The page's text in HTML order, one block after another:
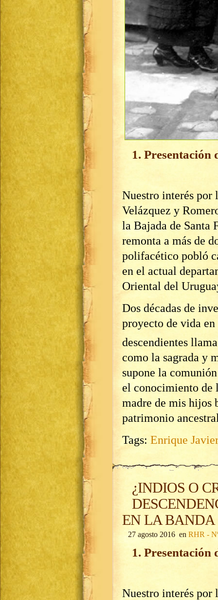
1. Presentación
Nuestro interés por
Velázquez y
la Bajada de Santa
remonta a más de
polifacético pobló
en el actual
Oriental del
Dos décadas de
proyecto de vida
descendientes
como la sagrada y
supone la
el conocimiento de
madre de mis hijos
patrimonio
Tags: Enrique
¿INDIOS O
EN LA BANDA
27 agosto 2016 en RHR -
1. Presentación
Nuestro interés por